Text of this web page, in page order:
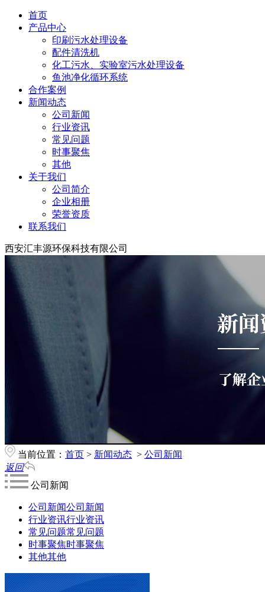
首页
产品中心
印刷污水处理设备
配件清洗机
化工污水、实验室污水处理设备
鱼池净化循环系统
合作案例
新闻动态
公司新闻
行业资讯
常见问题
时事聚焦
其他
关于我们
公司简介
企业相册
荣誉资质
联系我们
西安汇丰源环保科技有限公司
当前位置： 首页 > 新闻动态 > 公司新闻
返回
公司新闻
公司新闻公司新闻
行业资讯行业资讯
常见问题常见问题
时事聚焦时事聚焦
其他其他